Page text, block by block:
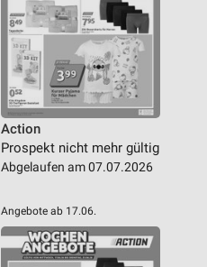
Action
Prospekt nicht mehr gültig
Abgelaufen am 07.07.2026
Angebote ab 17.06.